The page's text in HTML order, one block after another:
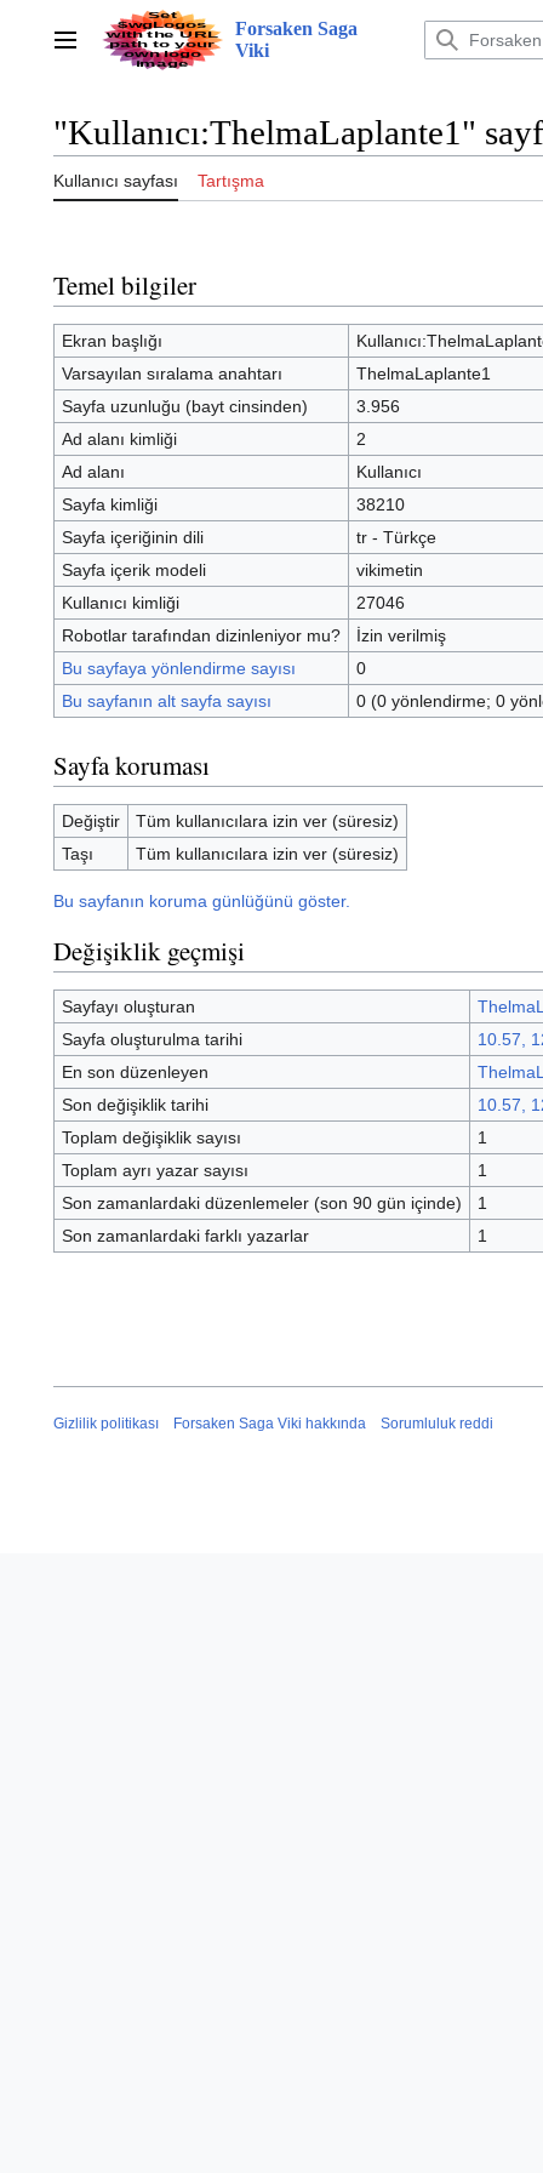
Ana menü
Forsaken Saga
Viki
"Kullanıcı:ThelmaLaplante1"
Kullanıcı sayfası Tartışma
Temel bilgiler
Ekran başlığı
Varsayılan sıralama anahtarı
ThelmaLaplante1
Sayfa uzunluğu (bayt cinsinden)
3.956
Ad alanı kimliği
2
Ad alanı
Kullanıcı
Sayfa kimliği
38210
Sayfa içeriğinin dili
tr - Türkçe
Sayfa içerik modeli
vikimetin
Kullanıcı kimliği
27046
Robotlar tarafından dizinleniyor mu?
İzin verilmiş
Bu sayfaya yönlendirme sayısı
0
Bu sayfanın alt sayfa sayısı
0 (0 yönlendirme; 0
Sayfa koruması
Değiştir
Tüm kullanıcılara izin ver (süresiz)
Taşı
Tüm kullanıcılara izin ver (süresiz)
Bu sayfanın koruma günlüğünü göster.
Değişiklik geçmişi
Sayfayı oluşturan
Sayfa oluşturulma tarihi
10.57,
En son düzenleyen
Son değişiklik tarihi
10.57,
Toplam değişiklik sayısı
1
Toplam ayrı yazar sayısı
1
Son zamanlardaki düzenlemeler (son 90 gün içinde)
1
Son zamanlardaki farklı yazarlar
1
Gizlilik politikası Forsaken Saga Viki hakkında Sorumluluk reddi